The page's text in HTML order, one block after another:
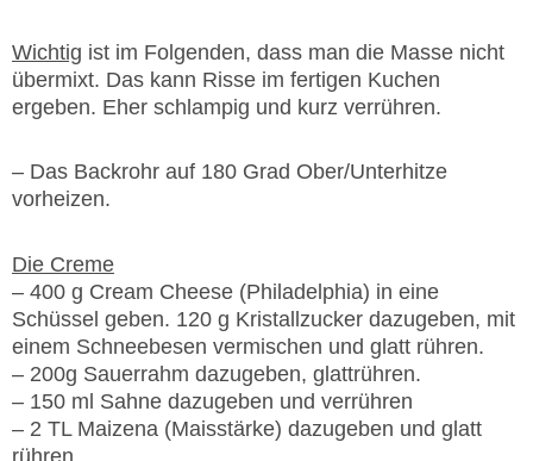
Wichtig ist im Folgenden, dass man die Masse nicht
übermixt. Das kann Risse im fertigen Kuchen
ergeben. Eher schlampig und kurz verrühren.
– Das Backrohr auf 180 Grad Ober/Unterhitze
vorheizen.
Die Creme
– 400 g Cream Cheese (Philadelphia) in eine
Schüssel geben. 120 g Kristallzucker dazugeben, mit
einem Schneebesen vermischen und glatt rühren.
– 200g Sauerrahm dazugeben, glattrühren.
– 150 ml Sahne dazugeben und verrühren
– 2 TL Maizena (Maisstärke) dazugeben und glatt
rühren